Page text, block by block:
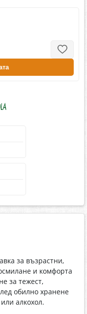
за възрастни,
и комфорта
за тежест,
обилно хранене
алкохол.